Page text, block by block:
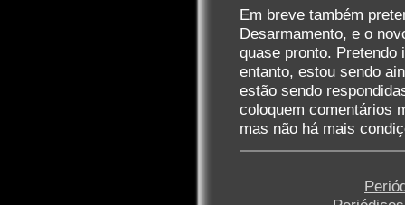
Em breve também
Desarmamento, e o
quase pronto. Pretendo
entanto, estou sendo
estão sendo
coloquem comentários
mas não há mais